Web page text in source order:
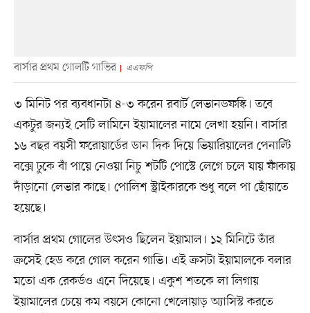
বার্সার প্রথম গোলটি গাভির এএফপি
৩ মিনিট পর ব্যবধানটা ৪-৩ করেন রবার্ট লেভানডফস্কি। তবে
একটুর জন্যই সেটি লামিনে ইয়ামালের নামে লেখা হয়নি। বার্সার
১৬ বছর বয়সী ফরোয়ার্ডের ডান দিক দিয়ে ভিয়ারিয়ালের পেনাল্টি
বক্সে ঢুকে বাঁ পায়ে নেওয়া নিচু শটটি পোস্টে লেগে চলে যায় ফাঁকায়
দাঁড়ানো লেভার কাছে। পোলিশ স্ট্রাইকারকে শুধু বলে পা ছোঁয়াতে
হয়েছে।
বার্সার প্রথম গোলের উৎসও ছিলেন ইয়ামাল। ১২ মিনিটে তাঁর
ক্রসেই হেড করে গোল করেন গাভি। এই ক্রসটা ইয়ামালকে বলার
মতো এক রেকর্ডও এনে দিয়েছে। একুশ শতকে লা লিগায়
ইয়ামালের চেয়ে কম বয়সে কোনো খেলোয়াড় অ্যাসিস্ট করতে